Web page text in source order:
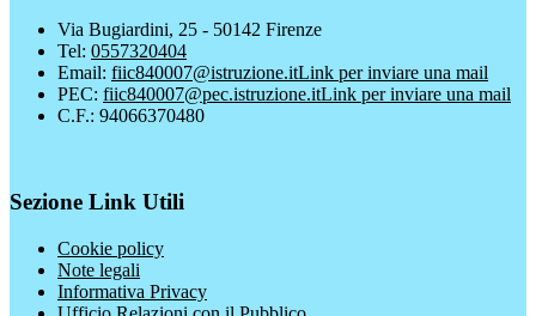
Via Bugiardini, 25 - 50142 Firenze
Tel: 0557320404
Email: fiic840007@istruzione.itLink per inviare una mail
PEC: fiic840007@pec.istruzione.itLink per inviare una mail
C.F.: 94066370480
Sezione Link Utili
Cookie policy
Note legali
Informativa Privacy